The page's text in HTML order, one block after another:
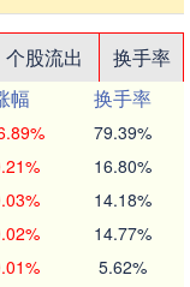
个股流出
换手率
幅
换手率
79.39%
16.80%
14.18%
14.77%
5.62%